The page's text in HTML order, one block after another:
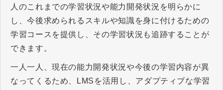
人のこれまでの学習状況や能力開発状況を明らかに
し、今後求められるスキルや知識を身に付けるための
学習コースを提供し、その学習状況も追跡することが
できます。
一人一人、現在の能力開発状況や今後の学習内容が異
なってくるため、LMSを活用し、アダプティブな学習